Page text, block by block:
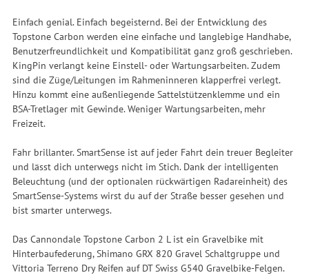
Einfach genial. Einfach begeisternd. Bei der Entwicklung des
Topstone Carbon werden eine einfache und langlebige Handhabe,
Benutzerfreundlichkeit und Kompatibilität ganz groß geschrieben.
KingPin verlangt keine Einstell- oder Wartungsarbeiten. Zudem
sind die Züge/Leitungen im Rahmeninneren klapperfrei verlegt.
Hinzu kommt eine außenliegende Sattelstützenklemme und ein
BSA-Tretlager mit Gewinde. Weniger Wartungsarbeiten, mehr
Freizeit.
Fahr brillanter. SmartSense ist auf jeder Fahrt dein treuer Begleiter
und lässt dich unterwegs nicht im Stich. Dank der intelligenten
Beleuchtung (und der optionalen rückwärtigen Radareinheit) des
SmartSense-Systems wirst du auf der Straße besser gesehen und
bist smarter unterwegs.
Das Cannondale Topstone Carbon 2 L ist ein Gravelbike mit
Hinterbaufederung, Shimano GRX 820 Gravel Schaltgruppe und
Vittoria Terreno Dry Reifen auf DT Swiss G540 Gravelbike-Felgen.